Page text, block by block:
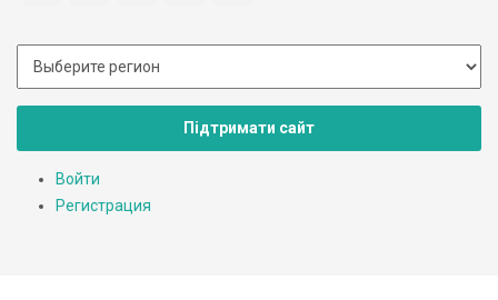
Підтримати сайт
Войти
Регистрация